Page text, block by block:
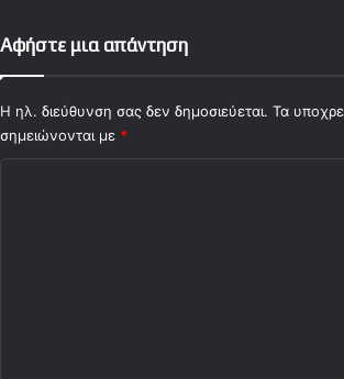
Αφήστε μια απάντηση
Η ηλ. διεύθυνση σας δεν δημοσιεύεται. Τα
σημειώνονται με *